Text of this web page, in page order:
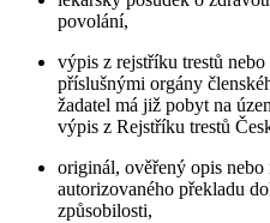
povolání,
výpis z rejstříku trestů
příslušnými orgány
žadatel má již pobyt na
výpis z Rejstříku trestů
originál, ověřený opis
autorizovaného překladu
způsobilosti,